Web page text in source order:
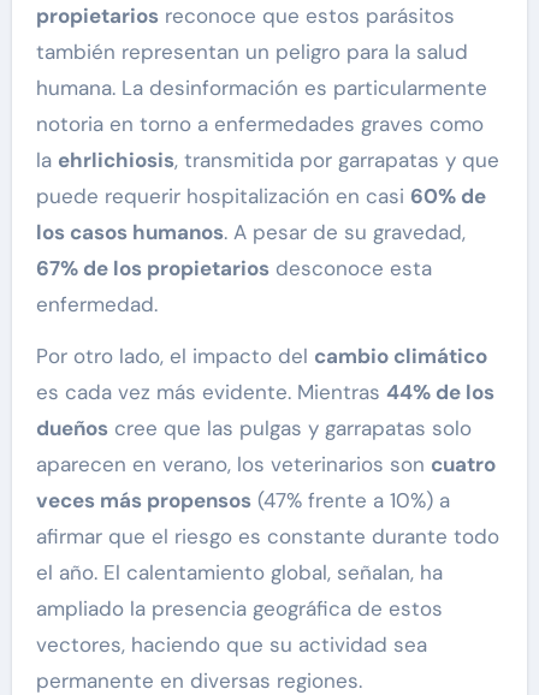
propietariosreconoce que estos parásitos
también representan un peligro para la salud
humana. La desinformación es particularmente
notoria en torno a enfermedades graves como
la ehrlichiosis, transmitida por garrapatas y que
puede requerir hospitalización en casi 60% de
los casos humanos. A pesar de su gravedad,
67% de los propietariosdesconoce esta
enfermedad.
Por otro lado, el impacto del cambio climático
es cada vez más evidente. Mientras 44% de los
dueñoscree que las pulgas y garrapatas solo
aparecen en verano, los veterinarios son cuatro
veces más propensos(47% frente a 10%) a
afirmar que el riesgo es constante durante todo
el año. El calentamiento global, señalan, ha
ampliado la presencia geográfica de estos
vectores, haciendo que su actividad sea
permanente en diversas regiones.